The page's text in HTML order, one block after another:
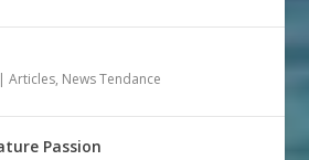
|Articles, News Tendance
Passion